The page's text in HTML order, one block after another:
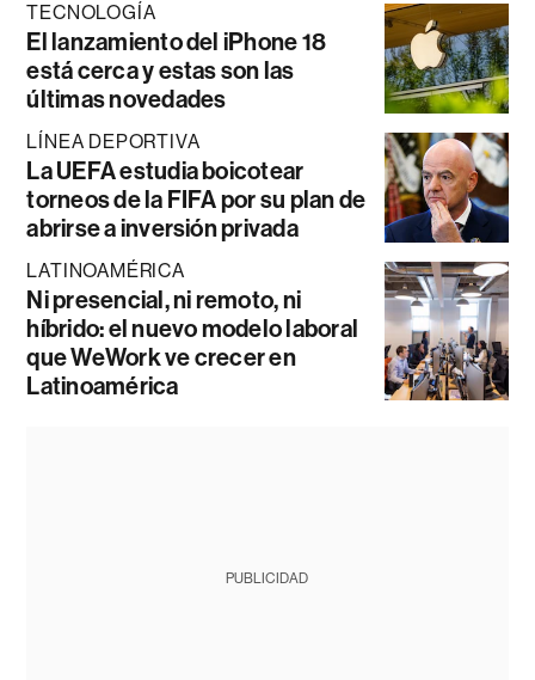
TECNOLOGÍA
El lanzamiento del iPhone 18
está cerca y estas son las
últimas novedades
LÍNEA DEPORTIVA
La UEFA estudia boicotear
torneos de la FIFA por su plan de
abrirse a inversión privada
LATINOAMÉRICA
Ni presencial, ni remoto, ni
híbrido: el nuevo modelo laboral
que WeWork ve crecer en
Latinoamérica
PUBLICIDAD